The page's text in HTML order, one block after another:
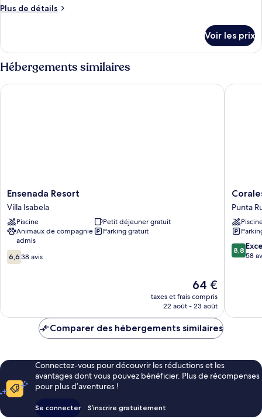
chambre :
Plus de détails
Plus
le
type
de
chambre
Appartement
Voir les prix
Hébergements similaires
Ensenada
Resort
Villa
Isabela
Ensenada Resort
Villa Isabela
Piscine
Petit déjeuner gratuit
Animaux de compagnie
admis
Parking gratuit
6.6
sur
6,6 38 avis
Le
nouveau
prix
de
64 €
taxes et frais compris
22 août - 23 août
Ensenada Resort
Corales
Punta
Rusia
Punta
Rucia
Punta
8.8
sur
8,8
58
Corales
Comparer des hébergements similaires
Connectez-vous pour découvrir les réductions et les
avantages dont vous pouvez bénéficier. Plus de récompenses
pour plus d’aventures !
Se connecter S’inscrire gratuitement